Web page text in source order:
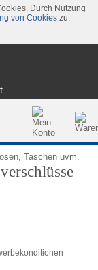
Durch Nutzung
von Cookieszu.